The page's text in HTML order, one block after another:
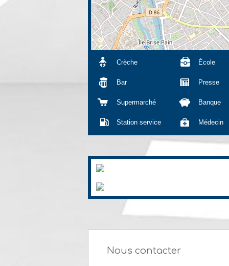
Crèche École
Bar Presse
Supermarché Banque
Station service Médecin
Nous contacter